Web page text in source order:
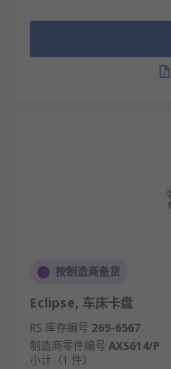
按制造商备货
Eclipse, 车床卡盘
RS 库存编号 269-6567
制造商零件编号 AXS614/P
小计（1 件）